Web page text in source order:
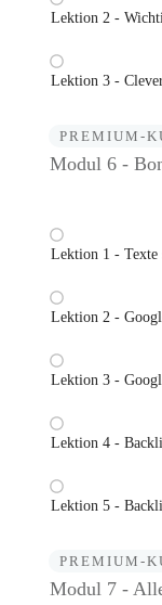
Lektion 2 -
Lektion 3 -
PREMIUM-
Modul 6 -
Lektion 1 - Texte
Lektion 2 -
Lektion 3 -
Lektion 4 -
Lektion 5 -
PREMIUM-
Modul 7 -